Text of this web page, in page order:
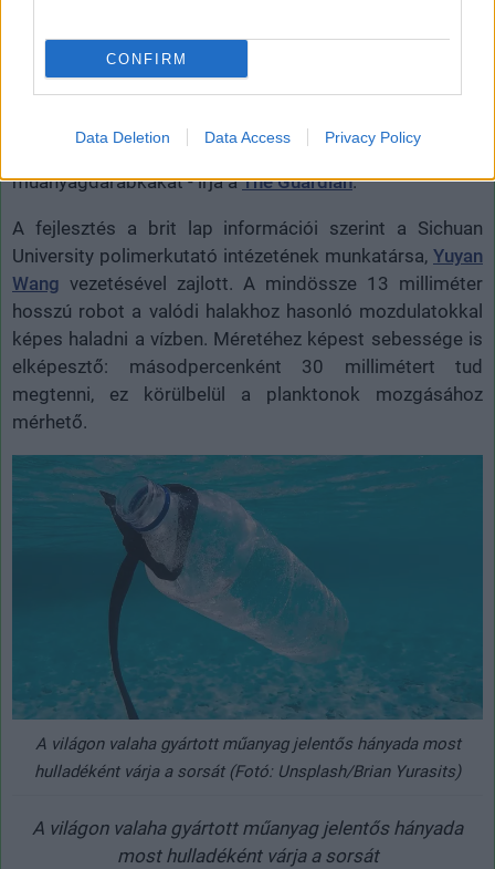
CONFIRM
Data Deletion Data Access Privacy Policy
közben dolgoznak a lehetséges megoldásokon is: mint
amilyen ez a műanyagzabáló kukac
ötletekből nincs hiány: a Sichuan University kutatói
fejlesztettek ki nemrég egy különleges robothalat, amely
úszkálás közben képes összegyűjteni a vízben lebegő
műanyagdarabkákat - írja aThe Guardian.
A fejlesztés a brit lap információi szerint a Sichuan
University polimerkutató intézetének munkatársa, Yuyan
Wang vezetésével zajlott. A mindössze 13 milliméter
hosszú robot a valódi halakhoz hasonló mozdulatokkal
képes haladni a vízben. Méretéhez képest sebessége is
elképesztő: másodpercenként 30 millimétert tud
megtenni, ez körülbelül a planktonok mozgásához
mérhető.
A világon valaha gyártott műanyag jelentős hányada most
hulladéként várja a sorsát (Fotó: Unsplash/Brian Yurasits)
A világon valaha gyártott műanyag jelentős hányada
most hulladéként várja a sorsát